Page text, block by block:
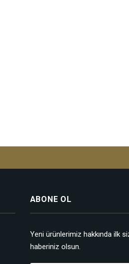
ABONE OL
Yeni ürünlerimiz hakkında ilk
haberiniz olsun.